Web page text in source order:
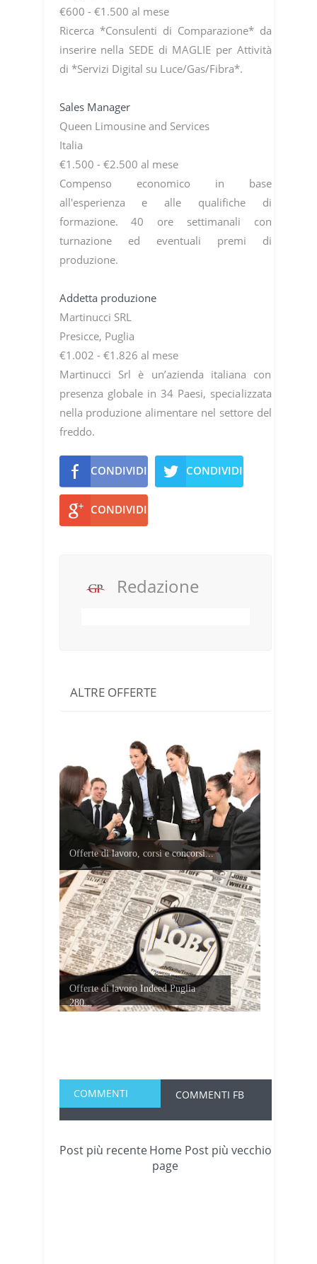
€600 - €1.500 al mese
Ricerca *Consulenti di Comparazione* da
inserire nella SEDE di MAGLIE per Attività
di *Servizi Digital su Luce/Gas/Fibra*.
Sales Manager
Queen Limousine and Services
Italia
€1.500 - €2.500 al mese
Compenso economico in base
all'esperienza e alle qualifiche di
formazione. 40 ore settimanali con
turnazione ed eventuali premi di
produzione.
Addetta produzione
Martinucci SRL
Presicce, Puglia
€1.002 - €1.826 al mese
Martinucci Srl è un’azienda italiana con
presenza globale in 34 Paesi, specializzata
nella produzione alimentare nel settore del
freddo.
CONDIVIDI CONDIVIDI
CONDIVIDI
Redazione
ALTRE OFFERTE
Offerte di lavoro, corsi e concorsi...
Offerte di lavoro Indeed Puglia
280...
COMMENTI COMMENTI FB
Post più recente Post più vecchio
Home
page